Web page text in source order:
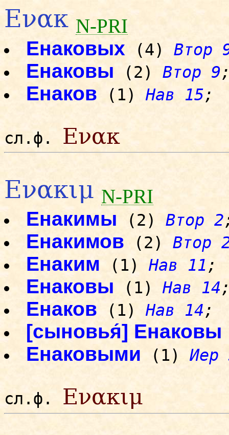
Ενακ N-PRI
Енаковых (4) Втор
Енаковы (2) Втор 9
Енаков (1) Нав 15;
сл.ф. Ενακ
Ενακιμ N-PRI
Енакимы (2) Втор 2
Енакимов (2) Втор
Енаким (1) Нав 11 ;
Енаковы (1) Нав 14
Енаков (1) Нав 14;
[сыновья́] Енаковы
Енаковыми (1) Иер
сл.ф. Ενακιμ